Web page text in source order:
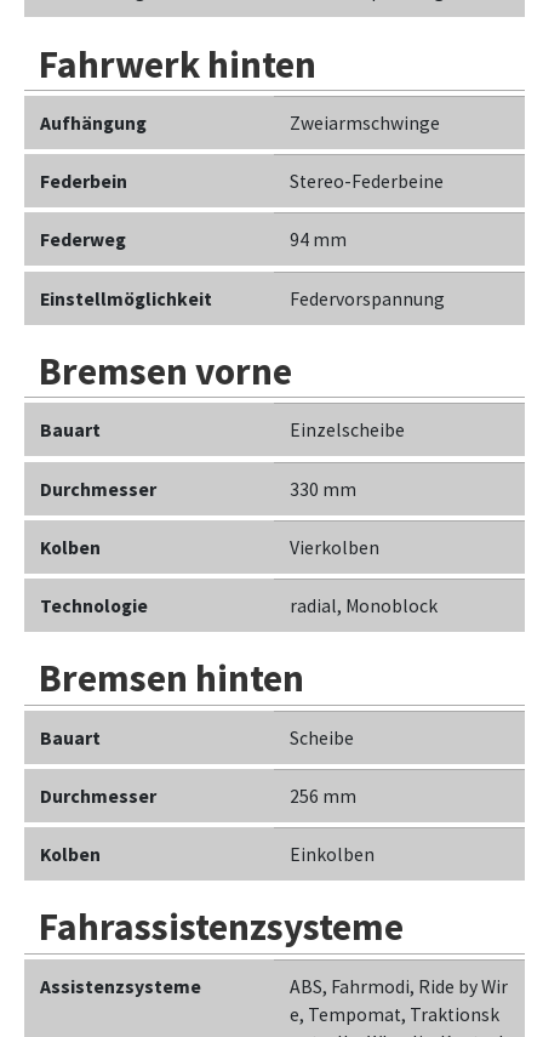
Fahrwerk hinten
Aufhängung Zweiarmschwinge
Federbein Stereo-Federbeine
Federweg 94 mm
Einstellmöglichkeit Federvorspannung
Bremsen vorne
Bauart Einzelscheibe
Durchmesser 330 mm
Kolben Vierkolben
Technologie radial, Monoblock
Bremsen hinten
Bauart Scheibe
Durchmesser 256 mm
Kolben Einkolben
Fahrassistenzsysteme
Assistenzsysteme
ABS, Fahrmodi, Ride by Wir
e, Tempomat, Traktionsk